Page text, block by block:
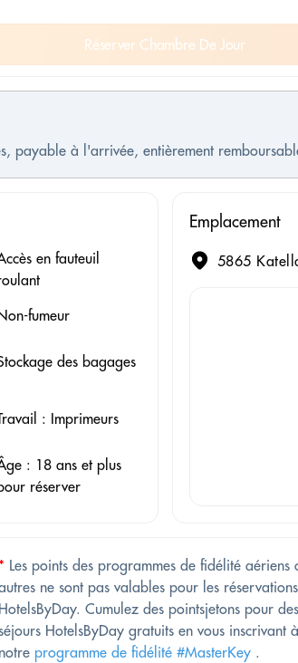
Réserver Chambre De Jour
payable à l'arrivée, entièrement
en fauteuil
fumeur
des bagages
: Imprimeurs
: 18 ans et plus
réserver
Emplacement
5865
* Les points des programmes de fidélité aériens
ne sont pas valables pour les réservations
HotelsByDay. Cumulez des pointsjetons pour des
HotelsByDay gratuits en vous inscrivant à
notre programme de fidélité #MasterKey .